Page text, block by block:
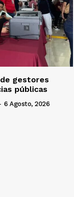
gestores
públicas
6 Agosto, 2026